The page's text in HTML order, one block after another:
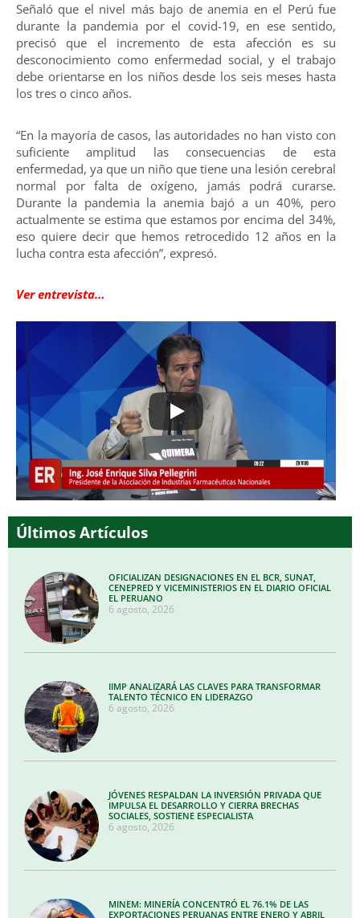
Señaló que el nivel más bajo de anemia en el Perú fue
durante la pandemia por el covid-19, en ese sentido,
precisó que el incremento de esta afección es su
desconocimiento como enfermedad social, y el trabajo
debe orientarse en los niños desde los seis meses hasta
los tres o cinco años.
“En la mayoría de casos, las autoridades no han visto con
suficiente amplitud las consecuencias de esta
enfermedad, ya que un niño que tiene una lesión cerebral
normal por falta de oxígeno, jamás podrá curarse.
Durante la pandemia la anemia bajó a un 40%, pero
actualmente se estima que estamos por encima del 34%,
eso quiere decir que hemos retrocedido 12 años en la
lucha contra esta afección”, expresó.
Ver entrevista…
Últimos Artículos
OFICIALIZAN DESIGNACIONES EN EL BCR, SUNAT,
CENEPRED Y VICEMINISTERIOS EN EL DIARIO OFICIAL
EL PERUANO
6 agosto, 2026
IIMP ANALIZARÁ LAS CLAVES PARA TRANSFORMAR
TALENTO TÉCNICO EN LIDERAZGO
6 agosto, 2026
JÓVENES RESPALDAN LA INVERSIÓN PRIVADA QUE
IMPULSA EL DESARROLLO Y CIERRA BRECHAS
SOCIALES, SOSTIENE ESPECIALISTA
6 agosto, 2026
MINEM: MINERÍA CONCENTRÓ EL 76.1% DE LAS
EXPORTACIONES PERUANAS ENTRE ENERO Y ABRIL